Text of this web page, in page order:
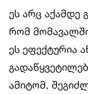
ეს არც აქამდე
რომ
ეს ეფექტურია
ამიტომ,